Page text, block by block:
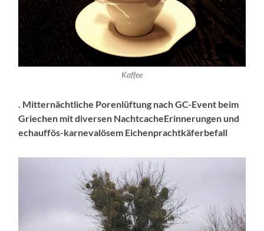
Kaffee
. Mitternächtliche Porenlüftung nach GC-Event beim
Griechen mit diversen NachtcacheErinnerungen und
echauffös-karnevalösem Eichenprachtkäferbefall